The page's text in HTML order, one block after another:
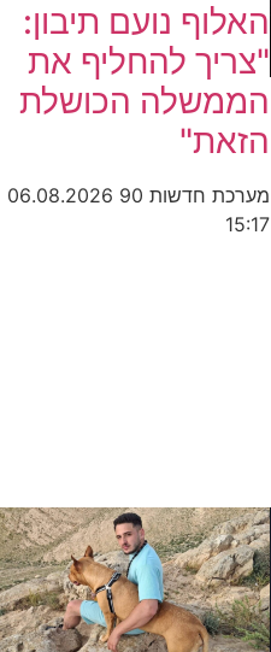
האלוף נועם תיבון:
"צריך להחליף את
הממשלה הכושלת
הזאת"
מערכת חדשות 90
06.08.2026
15:17